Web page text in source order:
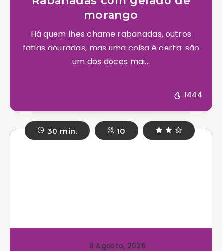
morango
Há quem lhes chame rabanadas, outros
fatias douradas, mas uma coisa é certa: são
um dos doces mai...
1444
30 min. 10
8 Agosto, 2026